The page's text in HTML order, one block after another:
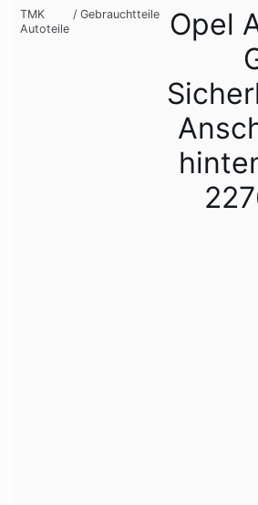
TMK
Autoteile
/ Gebrauchtteile
Opel